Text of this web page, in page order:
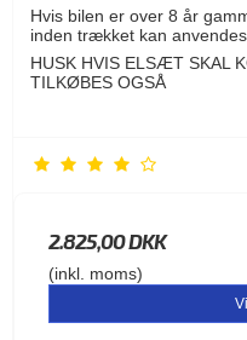
Hvis bilen er over 8 år
inden trækket kan anvendes
HUSK HVIS ELSÆT SKAL
TILKØBES OGSÅ
2.825,00 DKK
(inkl. moms)